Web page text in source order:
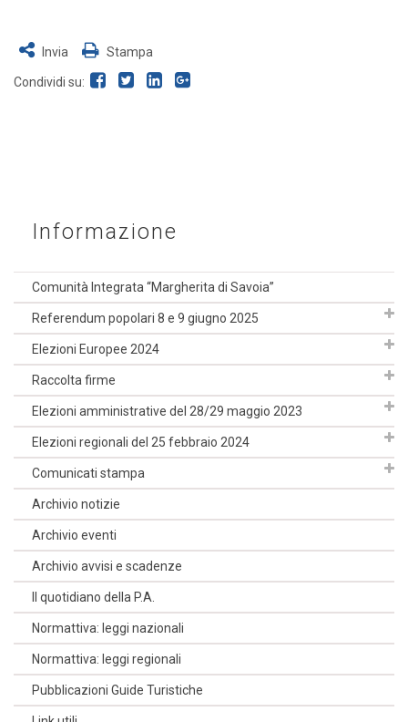
Invia Stampa
Condividi su:
Informazione
Comunità Integrata “Margherita di Savoia”
Referendum popolari 8 e 9 giugno 2025
Elezioni Europee 2024
Raccolta firme
Elezioni amministrative del 28/29 maggio 2023
Elezioni regionali del 25 febbraio 2024
Comunicati stampa
Archivio notizie
Archivio eventi
Archivio avvisi e scadenze
Il quotidiano della P.A.
Normattiva: leggi nazionali
Normattiva: leggi regionali
Pubblicazioni Guide Turistiche